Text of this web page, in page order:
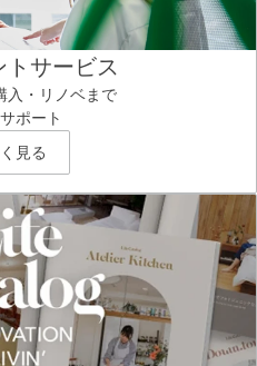
トサービス
入・リノベまで
ポート
見る